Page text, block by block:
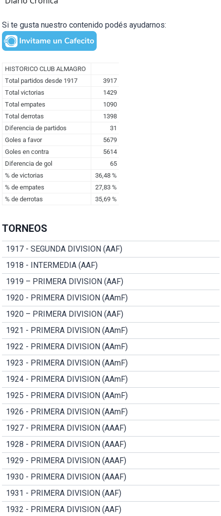
Si te gusta nuestro contenido podés ayudarnos:
TORNEOS
1917 - SEGUNDA DIVISION (AAF)
1918 - INTERMEDIA (AAF)
1919 – PRIMERA DIVISION (AAF)
1920 - PRIMERA DIVISION (AAmF)
1920 – PRIMERA DIVISION (AAF)
1921 - PRIMERA DIVISION (AAmF)
1922 - PRIMERA DIVISION (AAmF)
1923 - PRIMERA DIVISION (AAmF)
1924 - PRIMERA DIVISION (AAmF)
1925 - PRIMERA DIVISION (AAmF)
1926 - PRIMERA DIVISION (AAmF)
1927 - PRIMERA DIVISION (AAAF)
1928 - PRIMERA DIVISION (AAAF)
1929 - PRIMERA DIVISION (AAAF)
1930 - PRIMERA DIVISION (AAAF)
1931 - PRIMERA DIVISION (AAF)
1932 - PRIMERA DIVISION (AAF)